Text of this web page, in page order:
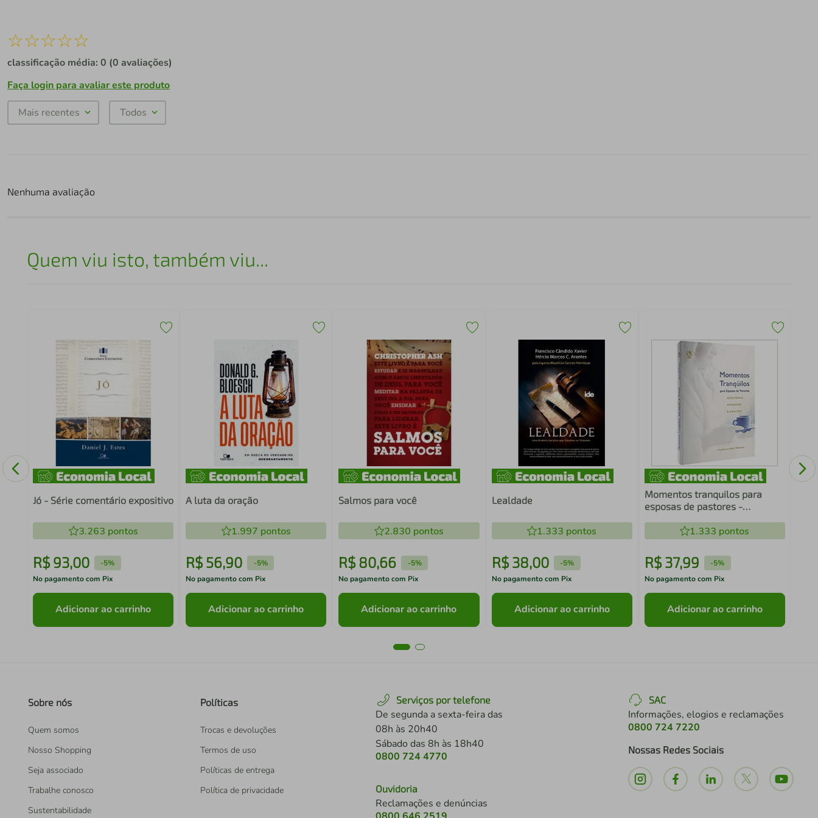
☆☆☆☆☆
classificação média: 0 (0 avaliações)
Faça login para avaliar este produto
Mais recentes Todos
Nenhuma avaliação
Quem viu isto, também viu...
Jó - Série comentário expositivo
3.263 pontos
R$ 93,00 -5%
No pagamento com Pix
Adicionar ao carrinho
A luta da oração
1.997 pontos
R$ 56,90 -5%
No pagamento com Pix
Adicionar ao carrinho
Salmos para você
2.830 pontos
R$80,66 -5%
No pagamento com Pix
Adicionar ao carrinho
Lealdade
1.333 pontos
R$ 38,00 -5%
No pagamento com Pix
Adicionar ao carrinho
Momentos tranquilos para
esposas de pastores -
1.333 pontos
R$ 37,99 -5%
No pagamento com Pix
Adicionar ao carrinho
Sobre nós
Quem somos
Nosso Shopping
Seja associado
Trabalhe conosco
Sustentabilidade
Políticas
Trocas e devoluções
Termos de uso
Políticas de entrega
Política de privacidade
Serviços por telefone
De segunda a sexta-feira das
08h às 20h40
Sábado das 8h às 18h40
0800 724 4770
Ouvidoria
Reclamações e denúncias
SAC
Informações, elogios e reclamações
0800 724 7220
Nossas Redes Sociais